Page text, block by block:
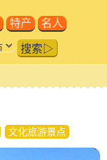
特产 名人
搜索▷
文化旅游景点